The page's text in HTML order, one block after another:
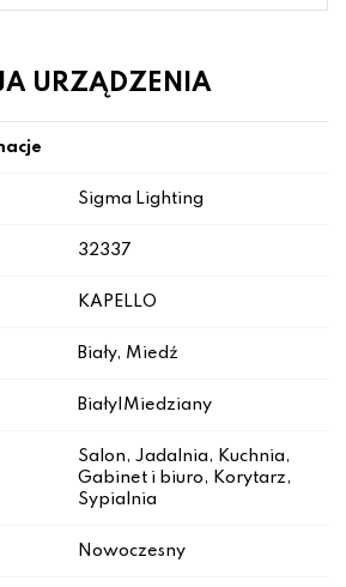
URZĄDZENIA
Sigma Lighting
32337
KAPELLO
Biały, Miedź
Biały|Miedziany
Salon, Jadalnia, Kuchnia,
Gabinet i biuro, Korytarz,
Sypialnia
Nowoczesny